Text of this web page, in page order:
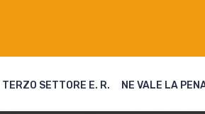
TERZO SETTORE E. R. NE VALE LA